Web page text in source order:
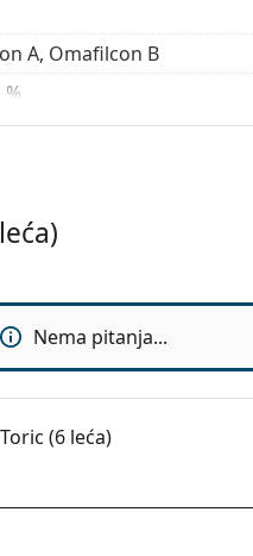
A, Omafilcon B
%
Nema pitanja...
(6 leća)